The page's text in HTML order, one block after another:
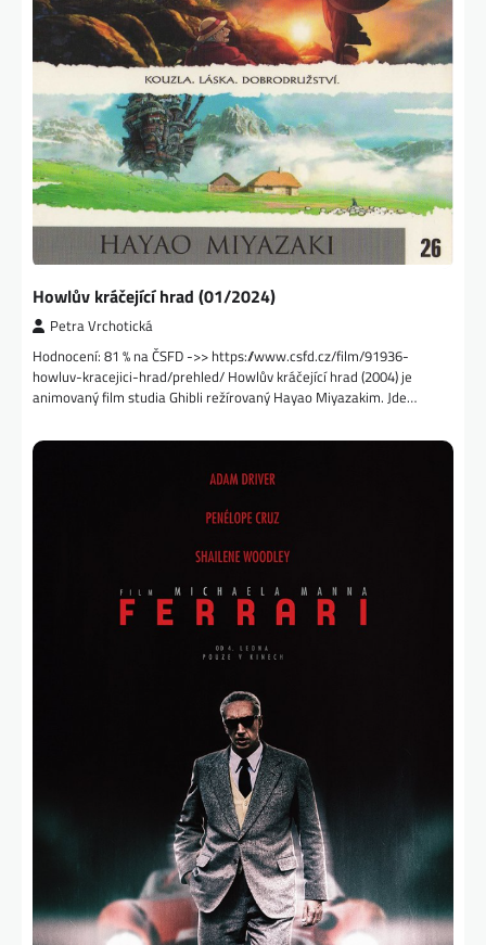
Howlův kráčející hrad (01/2024)
Petra Vrchotická
Hodnocení: 81 % na ČSFD ->> https://www.csfd.cz/film/91936-
howluv-kracejici-hrad/prehled/ Howlův kráčející hrad (2004) je
animovaný film studia Ghibli režírovaný Hayao Miyazakim. Jde…